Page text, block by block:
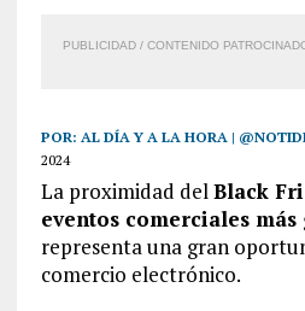
PUBLICIDAD / CONTENIDO
POR: AL DÍA Y A LA HORA |
2024
La proximidad delBlack
eventos comerciales
representa una gran
comercio electrónico.